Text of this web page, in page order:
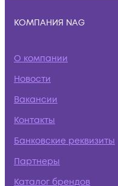
КОМПАНИЯ NAG
О компании
Новости
Вакансии
Контакты
Банковские реквизиты
Партнеры
Каталог брендов